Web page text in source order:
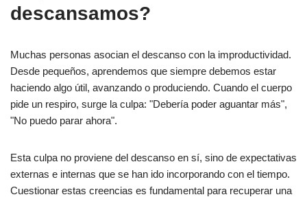
descansamos?
Muchas personas asocian el descanso con la improductividad.
Desde pequeños, aprendemos que siempre debemos estar
haciendo algo útil, avanzando o produciendo. Cuando el cuerpo
pide un respiro, surge la culpa: "Debería poder aguantar más",
"No puedo parar ahora".
Esta culpa no proviene del descanso en sí, sino de expectativas
externas e internas que se han ido incorporando con el tiempo.
Cuestionar estas creencias es fundamental para recuperar una